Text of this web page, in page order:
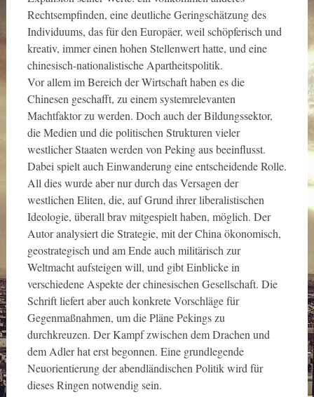
Rechtsempfinden, eine deutliche Geringschätzung des
Individuums, das für den Europäer, weil schöpferisch und
kreativ, immer einen hohen Stellenwert hatte, und eine
chinesisch-nationalistische Apartheitspolitik.
Vor allem im Bereich der Wirtschaft haben es die
Chinesen geschafft, zu einem systemrelevanten
Machtfaktor zu werden. Doch auch der Bildungssektor,
die Medien und die politischen Strukturen vieler
westlicher Staaten werden von Peking aus beeinflusst.
Dabei spielt auch Einwanderung eine entscheidende Rolle.
All dies wurde aber nur durch das Versagen der
westlichen Eliten, die, auf Grund ihrer liberalistischen
Ideologie, überall brav mitgespielt haben, möglich. Der
Autor analysiert die Strategie, mit der China ökonomisch,
geostrategisch und am Ende auch militärisch zur
Weltmacht aufsteigen will, und gibt Einblicke in
verschiedene Aspekte der chinesischen Gesellschaft. Die
Schrift liefert aber auch konkrete Vorschläge für
Gegenmaßnahmen, um die Pläne Pekings zu
durchkreuzen. Der Kampf zwischen dem Drachen und
dem Adler hat erst begonnen. Eine grundlegende
Neuorientierung der abendländischen Politik wird für
dieses Ringen notwendig sein.